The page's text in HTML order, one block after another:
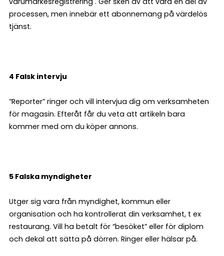
processen, men innebär ett abonnemang på värdelös
tjänst.
4 Falsk intervju
“Reporter” ringer och vill intervjua dig om verksamheten
för magasin. Efteråt får du veta att artikeln bara
kommer med om du köper annons.
5 Falska myndigheter
Utger sig vara från myndighet, kommun eller
organisation och ha kontrollerat din verksamhet, t ex
restaurang. Vill ha betalt för “besöket” eller för diplom
och dekal att sätta på dörren. Ringer eller hälsar på.